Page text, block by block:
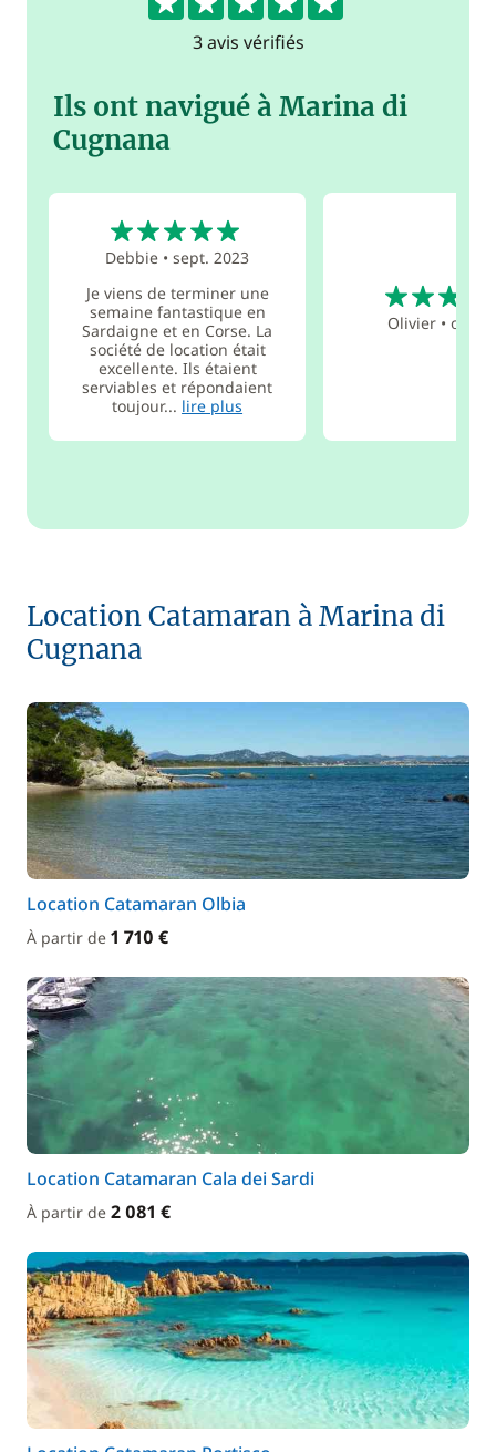
3 avis vérifiés
Ils ont navigué à Marina di
Cugnana
Debbie •sept. 2023
Je viens de terminer une
semaine fantastique en
Sardaigne et en Corse. La
société de location était
excellente. Ils étaient
serviables et répondaient
toujour... lire plus
Olivier• oct.
Location Catamaran à Marina di
Cugnana
Location Catamaran Olbia
À partir de 1 710 €
Location Catamaran Cala dei Sardi
À partir de 2 081 €